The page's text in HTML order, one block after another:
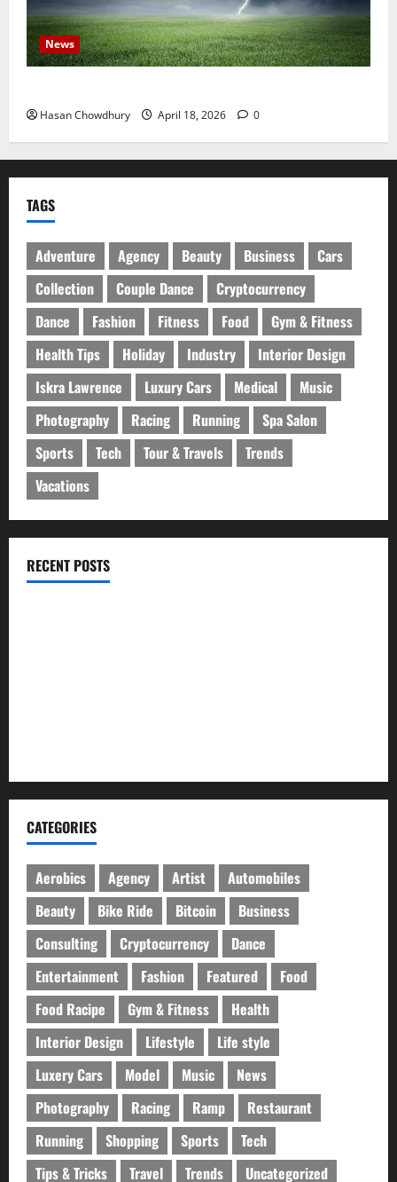
News
Hasan Chowdhury April 18, 2026 0
TAGS
Adventure Agency Beauty Business
Cars
Collection
Couple Dance
Cryptocurrency
Dance
Fashion Fitness Food
Gym & Fitness
Health Tips
Holiday Industry
Interior Design
Iskra Lawrence
Luxury Cars Medical
Music
Photography
Racing Running
Spa Salon
Sports
Tech Tour & Travels
Trends
Vacations
RECENT POSTS
CATEGORIES
Aerobics Agency Artist
Automobiles
Beauty
Bike Ride Bitcoin
Business
Consulting
Cryptocurrency
Dance
Entertainment
Fashion Featured
Food
Food Racipe
Gym & Fitness
Health
Interior Design
Lifestyle
Life style
Luxery Cars
Model Music
News
Photography
Racing Ramp
Restaurant
Running
Shopping Sports
Tech
Tips & Tricks
Travel Trends Uncategorized